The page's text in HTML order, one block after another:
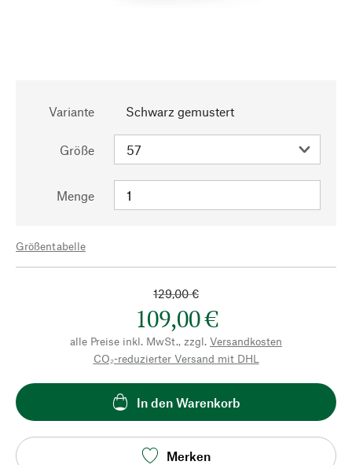
Variante Schwarz gemustert
Größe
Menge
Größentabelle
129,00 €
109,00 €
alle Preise inkl. MwSt., zzgl. Versandkosten
CO₂-reduzierter Versand mit DHL
In den Warenkorb
Merken